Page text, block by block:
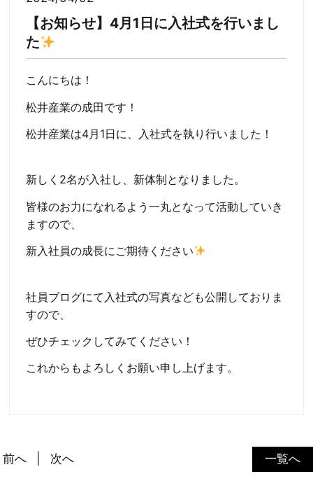
【お知らせ】4月1日に入社式を行いまし
た
こんにちは！
松井産業の成田です！
松井産業は4月1日に、入社式を執り行いました！
新しく2名が入社し、新体制となりました。
皆様のお力になれるよう一丸となって活動していき
ますので、
新入社員の成長にご期待ください
社員ブログにて入社式の写真なども公開しておりま
すので、
ぜひチェックしてみてください！
これからもよろしくお願い申し上げます。
一覧へ
前へ 次へ